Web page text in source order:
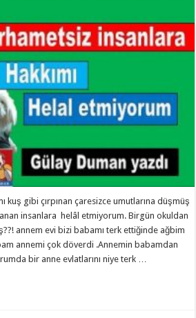
kuş gibi çırpınan çaresizce umutlarına düşmüş
insanlara helâl etmiyorum. Birgün okuldan
annem evi bizi babamı terk ettiğinde ağbim
annemi çok döverdi .Annemin babamdan
bir anne evlatlarını niye terk …